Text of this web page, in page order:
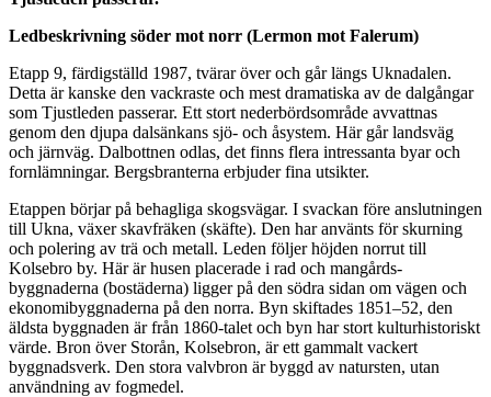
Ledbeskrivning söder mot norr (Lermon mot Falerum)
Etapp 9, färdigställd 1987, tvärar över och går längs Uknadalen.
Detta är kanske den vackraste och mest dramatiska av de dalgångar
som Tjustleden passerar. Ett stort nederbördsområde avvattnas
genom den djupa dalsänkans sjö- och åsystem. Här går landsväg
och järnväg. Dalbottnen odlas, det finns flera intressanta byar och
fornlämningar. Bergsbranterna erbjuder fina utsikter.
Etappen börjar på behagliga skogsvägar. I svackan före anslutningen
till Ukna, växer skavfräken (skäfte). Den har använts för skurning
och polering av trä och metall. Leden följer höjden norrut till
Kolsebro by. Här är husen placerade i rad och mangårds­
byggnaderna (bostäderna) ligger på den södra sidan om vägen och
ekonomibyggnaderna på den norra. Byn skiftades 1851–52, den
äldsta byggnaden är från 1860-talet och byn har stort kulturhistoriskt
värde. Bron över Storån, Kolse­bron, är ett gammalt vackert
byggnadsverk. Den stora valvbron är byggd av natursten, utan
användning av fogmedel.